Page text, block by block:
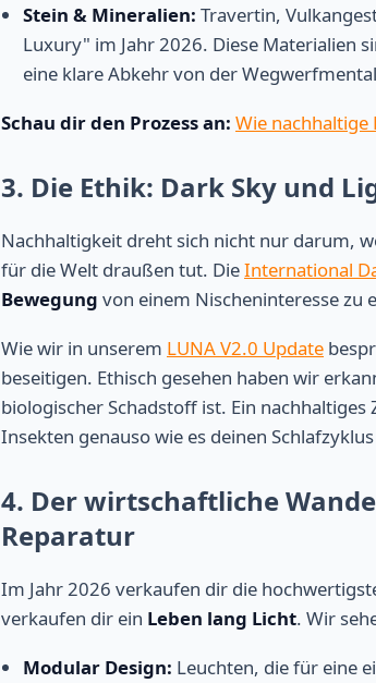
Stein & Mineralien: Travertin,
Luxury" im Jahr 2026. Diese Materialien
eine klare Abkehr von der
Schau dir den Prozess an: Wie nachhaltige
3. Die Ethik: Dark Sky und
Nachhaltigkeit dreht sich nicht nur darum,
für die Welt draußen tut. DieInternational
Bewegung von einem Nischeninteresse zu
Wie wir in unserem LUNA V2.0 Update
beseitigen. Ethisch gesehen haben wir
biologischer Schadstoff ist. Ein
Insekten genauso wie es deinen
4. Der wirtschaftliche
Reparatur
Im Jahr 2026 verkaufen dir die
verkaufen dir ein Leben lang Licht. Wir
Modular Design: Leuchten, die für eine